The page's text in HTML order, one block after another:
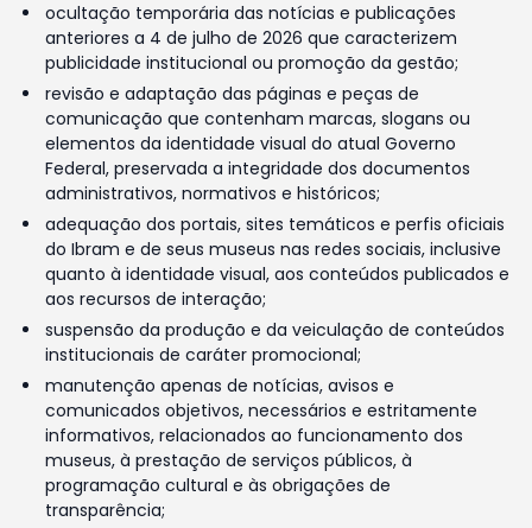
ocultação temporária das notícias e publicações
anteriores a 4 de julho de 2026 que caracterizem
publicidade institucional ou promoção da gestão;
revisão e adaptação das páginas e peças de
comunicação que contenham marcas, slogans ou
elementos da identidade visual do atual Governo
Federal, preservada a integridade dos documentos
administrativos, normativos e históricos;
adequação dos portais, sites temáticos e perfis oficiais
do Ibram e de seus museus nas redes sociais, inclusive
quanto à identidade visual, aos conteúdos publicados e
aos recursos de interação;
suspensão da produção e da veiculação de conteúdos
institucionais de caráter promocional;
manutenção apenas de notícias, avisos e
comunicados objetivos, necessários e estritamente
informativos, relacionados ao funcionamento dos
museus, à prestação de serviços públicos, à
programação cultural e às obrigações de
transparência;